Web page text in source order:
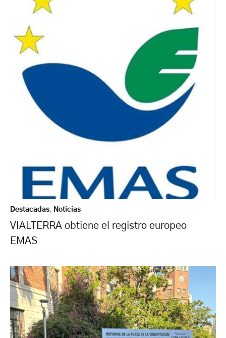
Destacadas, Noticias
VIALTERRA obtiene el registro europeo
EMAS